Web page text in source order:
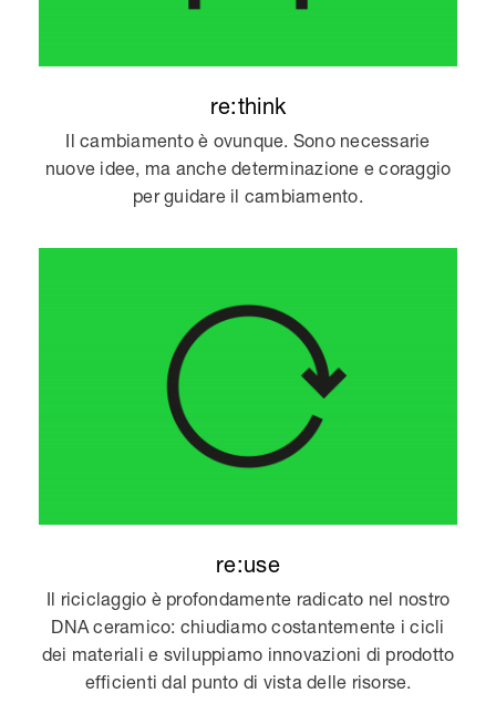
re:think
Il cambiamento è ovunque. Sono necessarie
nuove idee, ma anche determinazione e coraggio
per guidare il cambiamento.
re:use
Il riciclaggio è profondamente radicato nel nostro
DNA ceramico: chiudiamo costantemente i cicli
dei materiali e sviluppiamo innovazioni di prodotto
efficienti dal punto di vista delle risorse.